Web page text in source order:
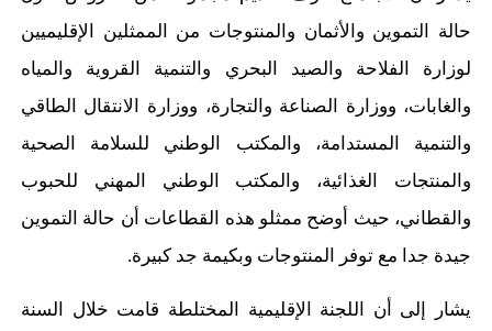
حالة التموين والأثمان والمنتوجات من الممثلين
الإقليميين
لوزارة الفلاحة والصيد البحري والتنمية القروية والمياه
والغابات، ووزارة الصناعة والتجارة، ووزارة الانتقال
الطاقي
والتنمية المستدامة، والمكتب الوطني للسلامة الصحية
والمنتجات الغذائية، والمكتب الوطني
المهني للحبوب
والقطاني، حيث أوضح ممثلو هذه القطاعات أن حالة التموين
جيدة جدا مع توفر المنتوجات وبكيمة جد كبيرة.
يشار إلى أن اللجنة الإقليمية المختلطة قامت خلال السنة